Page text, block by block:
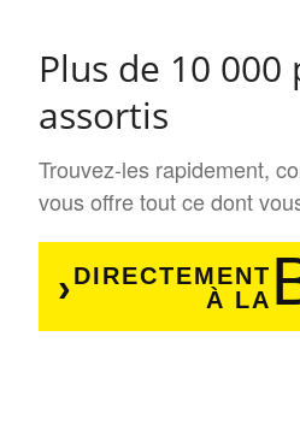
Plus de 10
assortis
Trouvez-les rapidement,
vous offre tout ce dont
DIRECTEMENT
À LA